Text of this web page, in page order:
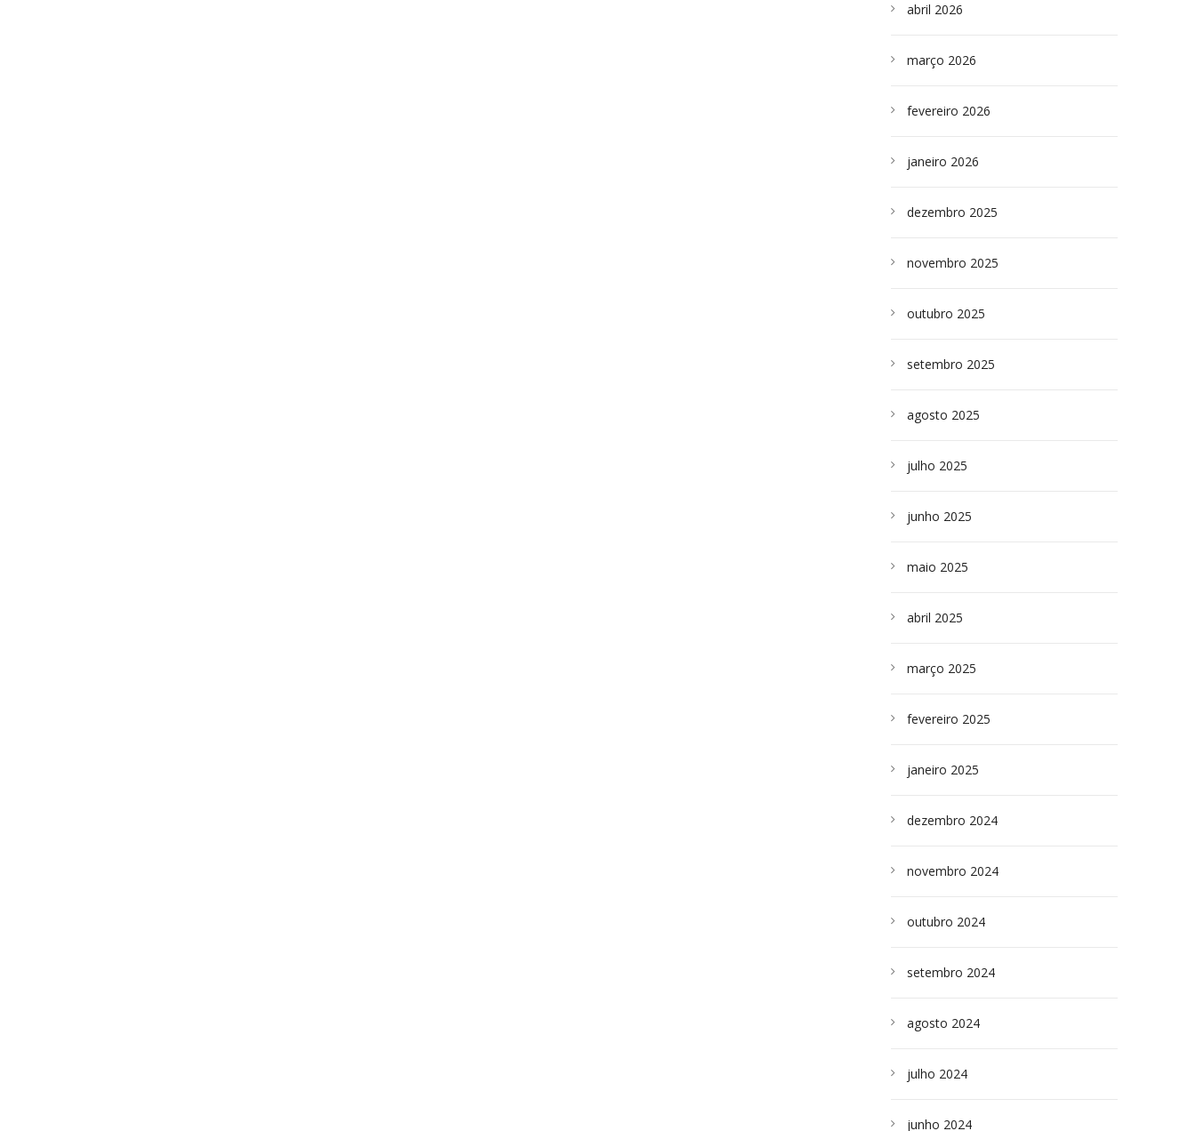
abril 2026
março 2026
fevereiro 2026
janeiro 2026
dezembro 2025
novembro 2025
outubro 2025
setembro 2025
agosto 2025
julho 2025
junho 2025
maio 2025
abril 2025
março 2025
fevereiro 2025
janeiro 2025
dezembro 2024
novembro 2024
outubro 2024
setembro 2024
agosto 2024
julho 2024
junho 2024